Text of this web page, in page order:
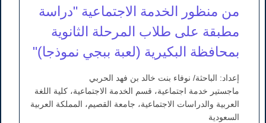
من منظور الخدمة الاجتماعية "دراسة
مطبقة على طلاب المرحلة الثانوية
بمحافظة البكيرية (لعبة ببجي نموذجا)"
إعداد: الباحثة/ نوفاء بنت خالد بن فهد الحربي
ماجستير خدمة اجتماعية، قسم الخدمة الاجتماعية، كلية اللغة
العربية والدراسات الاجتماعية، جامعة القصيم، المملكة العربية
السعودية